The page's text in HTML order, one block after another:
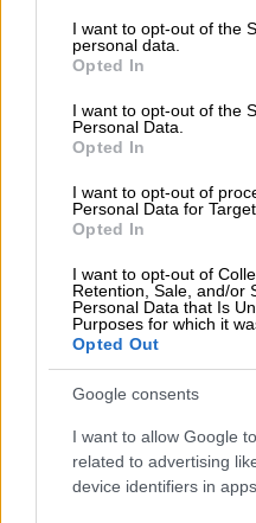
not limited to your visit or
grant or deny consent to
use your data for below
consent section.
I want to opt-out of the
personal data.
Opted In
I want to opt-out of the
Personal Data.
Opted In
I want to opt-out of
Personal Data for
Opted In
I want to opt-out of
Retention, Sale, and/or
Personal Data that Is
Purposes for which it
Opted Out
Google consents
I want to allow Google
related to advertising
device identifiers in apps.